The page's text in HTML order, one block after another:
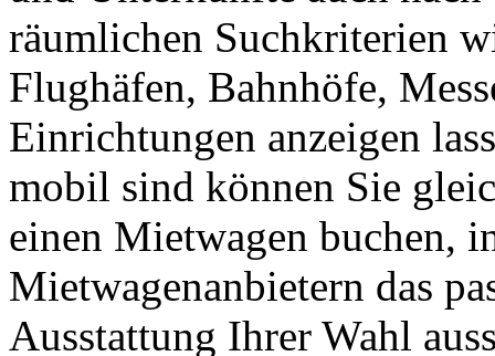
räumlichen Suchkriterien
Flughäfen, Bahnhöfe,
Einrichtungen anzeigen
mobil sind können Sie
einen Mietwagen buchen,
Mietwagenanbietern das
Ausstattung Ihrer Wahl